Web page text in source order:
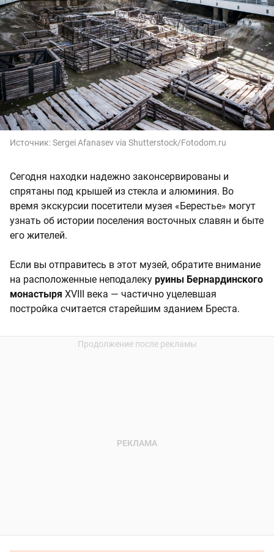
Источник:Sergei Afanasev via Shutterstock/Fotodom.ru
Сегодня находки надежно законсервированы и
спрятаны под крышей из стекла и алюминия. Во
время экскурсии посетители музея «Берестье» могут
узнать об истории поселения восточных славян и быте
его жителей.
Если вы отправитесь в этот музей, обратите внимание
на расположенные неподалеку руины Бернардинского
монастыря XVIII века — частично уцелевшая
постройка считается старейшим зданием Бреста.